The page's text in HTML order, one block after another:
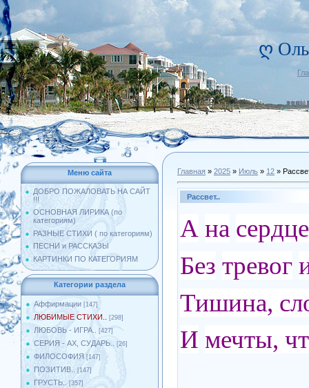
ღ
Меню сайта
ДОБРО ПОЖАЛОВАТЬ НА САЙТ
!!!
ОСНОВНАЯ ЛИРИКА (по
категориям)
РАЗНЫЕ СТИХИ ( по категориям)
ПЕСНИ и РАССКАЗЫ
КАРТИНКИ ПО КАТЕГОРИЯМ
Категории раздела
Аффирмации [147]
ЛЮБИМЫЕ СТИХИ.. [298]
ЛЮБОВЬ - ИГРА.. [427]
СЕРИЯ - АХ, СУДАРЬ.. [26]
ФИЛОСОФИЯ [147]
ПОЗИТИВ.. [147]
ГРУСТЬ.. [357]
Главная » 2025 » Июль » 12 »
Рассвет..
А на сердце
Без тревог
Тишина,
И мечты,